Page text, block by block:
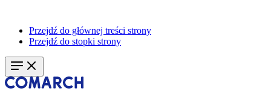
Przejdź do głównej treści strony
Przejdź do stopki strony